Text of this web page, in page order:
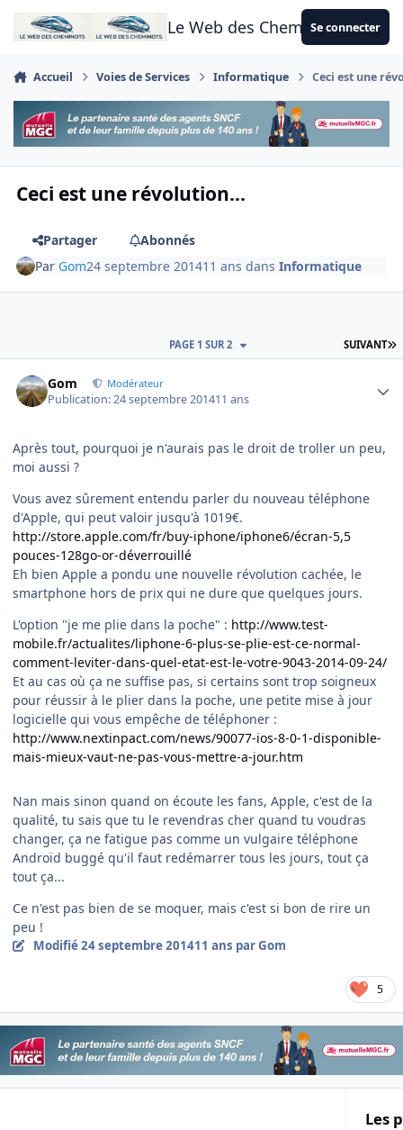
Aller au contenu
Le Web des CheminotsSe connecter
Accueil Voies de Services Informatique Ceci est une
Ceci est une révolution...
Partager
Abonnés
Par Gom24 septembre 201411 ans dansInformatique
SUIVANT
PAGE 1 SUR 2
Gom Modérateur
Publication:24 septembre 201411 ans
Après tout, pourquoi je n'aurais pas le droit de troller un peu,
moi aussi ?
Vous avez sûrement entendu parler du nouveau téléphone
d'Apple, qui peut valoir jusqu'à 1019€.
http://store.apple.com/fr/buy-iphone/iphone6/écran-5,5
pouces-128go-or-déverrouillé
Eh bien Apple a pondu une nouvelle révolution cachée, le
smartphone hors de prix qui ne dure que quelques jours.
L'option "je me plie dans la poche" : http://www.test-
mobile.fr/actualites/liphone-6-plus-se-plie-est-ce-normal-
comment-leviter-dans-quel-etat-est-le-votre-9043-2014-09-24/
Et au cas où ça ne suffise pas, si certains sont trop soigneux
pour réussir à le plier dans la poche, une petite mise à jour
logicielle qui vous empêche de téléphoner :
http://www.nextinpact.com/news/90077-ios-8-0-1-disponible-
mais-mieux-vaut-ne-pas-vous-mettre-a-jour.htm
Nan mais sinon quand on écoute les fans, Apple, c'est de la
qualité, tu sais que tu le revendras cher quand tu voudras
changer, ça ne fatigue pas comme un vulgaire téléphone
Androïd buggé qu'il faut redémarrer tous les jours, tout ça
tout ça...
Ce n'est pas bien de se moquer, mais c'est si bon de rire un
peu !
Modifié24 septembre 201411 ans par Gom
5
Les